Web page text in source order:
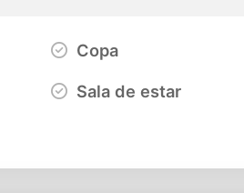
Copa
Sala de estar